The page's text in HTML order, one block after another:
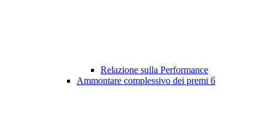
Relazione sulla Performance
Ammontare complessivo dei premi 6